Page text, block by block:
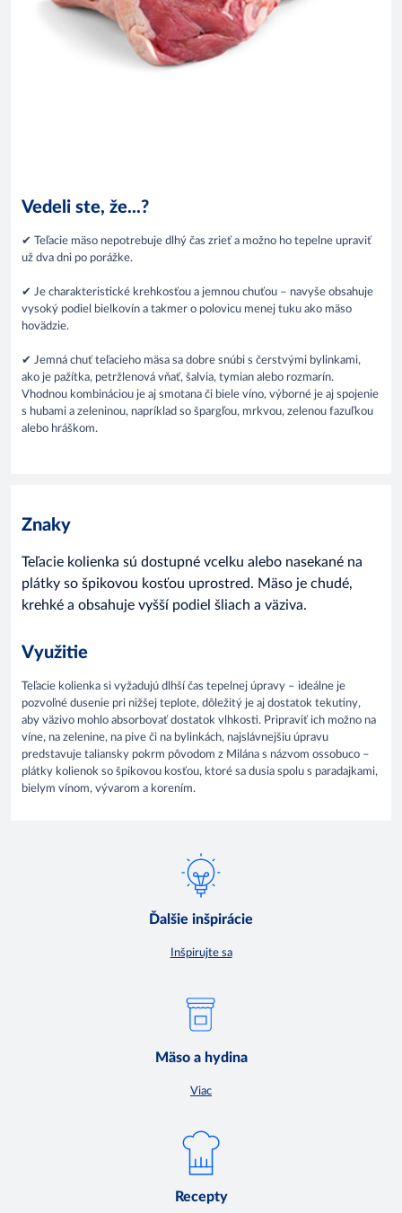
Vedeli ste, že...?
✔ Teľacie mäso nepotrebuje dlhý čas zrieť a možno ho tepelne upraviť
už dva dni po porážke.
✔ Je charakteristické krehkosťou a jemnou chuťou – navyše obsahuje
vysoký podiel bielkovín a takmer o polovicu menej tuku ako mäso
hovädzie.
✔ Jemná chuť teľacieho mäsa sa dobre snúbi s čerstvými bylinkami,
ako je pažítka, petržlenová vňať, šalvia, tymian alebo rozmarín.
Vhodnou kombináciou je aj smotana či biele víno, výborné je aj spojenie
s hubami a zeleninou, napríklad so špargľou, mrkvou, zelenou fazuľkou
alebo hráškom.
Znaky
Teľacie kolienka sú dostupné vcelku alebo nasekané na
plátky so špikovou kosťou uprostred. Mäso je chudé,
krehké a obsahuje vyšší podiel šliach a väziva.
Využitie
Teľacie kolienka si vyžadujú dlhší čas tepelnej úpravy – ideálne je
pozvoľné dusenie pri nižšej teplote, dôležitý je aj dostatok tekutiny,
aby väzivo mohlo absorbovať dostatok vlhkosti. Pripraviť ich možno na
víne, na zelenine, na pive či na bylinkách, najslávnejšiu úpravu
predstavuje taliansky pokrm pôvodom z Milána s názvom ossobuco –
plátky kolienok so špikovou kosťou, ktoré sa dusia spolu s paradajkami,
bielym vínom, vývarom a korením.
Ďalšie inšpirácie
Inšpirujte sa
Mäso a hydina
Viac
Recepty